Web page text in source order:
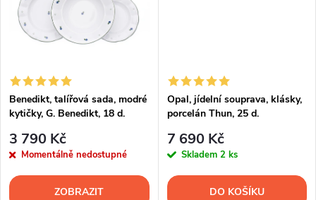
ů
ů
Benedikt, talířová sada, modré
kytičky, G. Benedikt, 18 d.
3 790 Kč
Momentálně nedostupné
ZOBRAZIT
Opal, jídelní souprava, klásky,
porcelán Thun, 25 d.
7 690 Kč
Skladem 2 ks
DO KOŠÍKU